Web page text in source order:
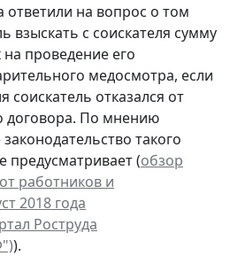
ответили на вопрос о том
взыскать с соискателя сумму
проведение его
медосмотра, если
соискатель отказался от
договора. По мнению
такого
предусматривает (обзор
работников и
2018 года
Роструда
).